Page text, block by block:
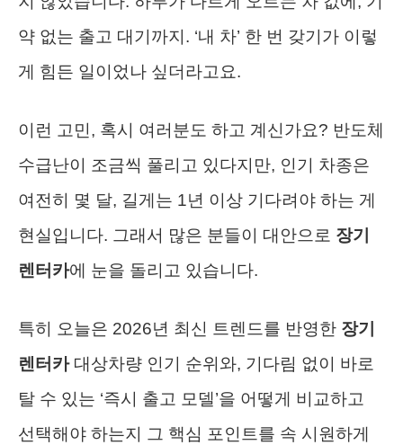
약 없는 출고 대기까지. ‘내 차’ 한 번 갖기가 이렇
게 힘든 일이었나 싶더라고요.
이런 고민, 혹시 여러분도 하고 계신가요? 반도체
수급난이 조금씩 풀리고 있다지만, 인기 차종은
여전히 몇 달, 길게는 1년 이상 기다려야 하는 게
현실입니다. 그래서 많은 분들이 대안으로 장기
렌터카에 눈을 돌리고 있습니다.
특히 오늘은 2026년 최신 트렌드를 반영한 장기
렌터카대상차량 인기 순위와, 기다림 없이 바로
탈 수 있는 ‘즉시 출고 모델’을 어떻게 비교하고
선택해야 하는지 그 핵심 포인트를 속 시원하게